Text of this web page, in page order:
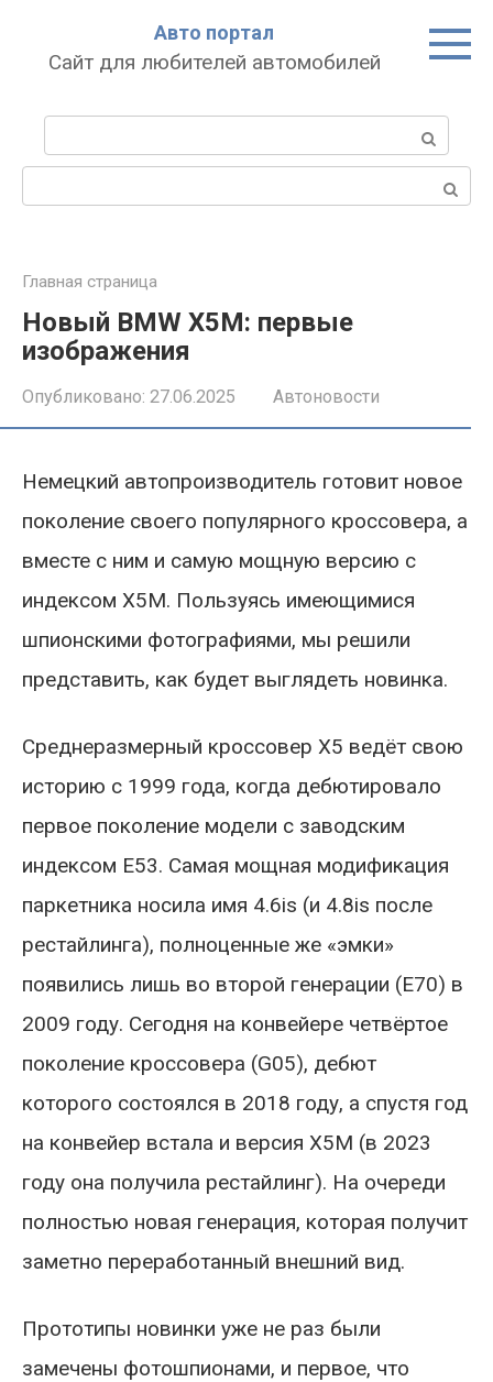
Авто портал
Сайт для любителей автомобилей
Главная страница
Новый BMW X5M: первые
изображения
Опубликовано: 27.06.2025 Автоновости
Немецкий автопроизводитель готовит новое
поколение своего популярного кроссовера, а
вместе с ним и самую мощную версию с
индексом X5M. Пользуясь имеющимися
шпионскими фотографиями, мы решили
представить, как будет выглядеть новинка.
Среднеразмерный кроссовер Х5 ведёт свою
историю с 1999 года, когда дебютировало
первое поколение модели с заводским
индексом E53. Самая мощная модификация
паркетника носила имя 4.6is (и 4.8is после
рестайлинга), полноценные же «эмки»
появились лишь во второй генерации (E70) в
2009 году. Сегодня на конвейере четвёртое
поколение кроссовера (G05), дебют
которого состоялся в 2018 году, а спустя год
на конвейер встала и версия X5M (в 2023
году она получила рестайлинг). На очереди
полностью новая генерация, которая получит
заметно переработанный внешний вид.
Прототипы новинки уже не раз были
замечены фотошпионами, и первое, что